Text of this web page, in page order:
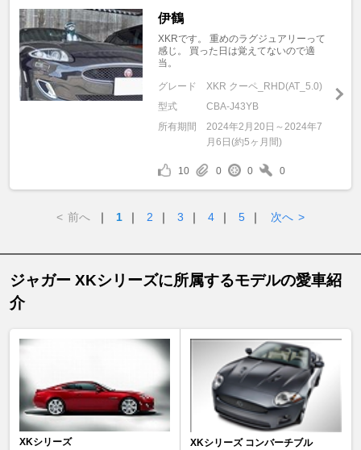
伊鶴
XKRです。 重めのラグジュアリーって
感じ。 買った日は覚えてないので適
当。
グレード
XKR クーペ_RHD(AT_5.0)
型式
CBA-J43YB
所有期間
2024年2月20日～2024年7
月6日(約5ヶ月間)
10 0 0 0
< 前へ ｜ 1 ｜ 2 ｜ 3 ｜ 4 ｜ 5 ｜ 次へ >
ジャガー XKシリーズに所属するモデルの愛車紹
介
XKシリーズ XKシリーズ コンバーチブル